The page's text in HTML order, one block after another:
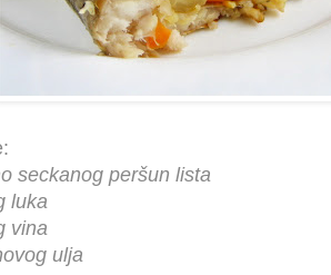
seckanog peršun lista
luka
vina
ulja